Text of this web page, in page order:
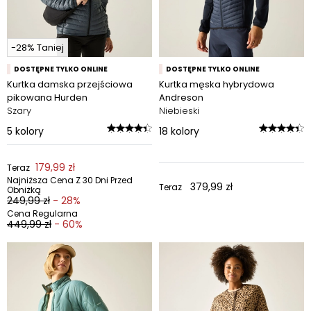
-28% Taniej
DOSTĘPNE TYLKO ONLINE
Kurtka damska przejściowa
pikowana Hurden
Szary
5 kolory
Teraz 179,99 zł
Najniższa Cena Z 30 Dni Przed
Obniżką
249,99 zł - 28%
Cena Regularna
449,99 zł - 60%
DOSTĘPNE TYLKO ONLINE
Kurtka męska hybrydowa
Andreson
Niebieski
18 kolory
Teraz 379,99 zł